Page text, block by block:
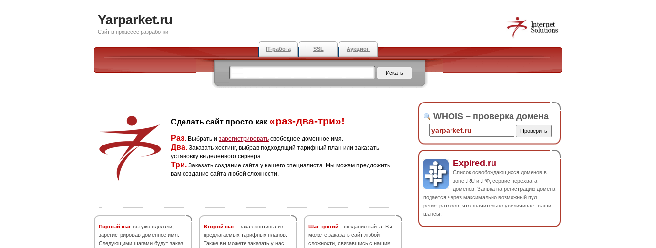
Yarparket.ru
Сайт в процессе разработки
IT-работа SSL Аукцион
Сделать сайт просто как «раз-два-три»!
Раз. Выбрать и зарегистрировать свободное доменное имя.
Два. Заказать хостинг, выбрав подходящий тарифный план или заказать
установку выделенного сервера.
Три. Заказать создание сайта у нашего специалиста. Мы можем предложить
вам создание сайта любой сложности.
Первый шаг вы уже сделали,
зарегистрировав доменное имя.
Следующими шагами будут заказ
Второй шаг - заказ хостинга из
предлагаемых тарифных планов.
Также вы можете заказать у нас
Шаг третий - создание сайта. Вы
можете заказать сайт любой
сложности, связавшись с нашим
WHOIS – проверка домена
Expired.ru
Список освобождающихся доменов в
зоне .RU и .РФ, сервис перехвата
доменов. Заявка на регистрацию домена
подается через максимально возможный пул
регистраторов, что значительно увеличивает ваши
шансы.